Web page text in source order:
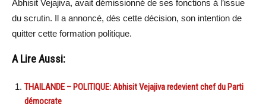
Abhisit Vejajiva, avait démissionné de ses fonctions à l’issue
du scrutin. Il a annoncé, dès cette décision, son intention de
quitter cette formation politique.
A Lire Aussi:
THAILANDE – POLITIQUE: Abhisit Vejajiva redevient chef du Parti
démocrate